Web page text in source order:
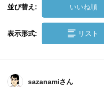
並び替え: いいね順
表示形式: リスト
sazanamiさん